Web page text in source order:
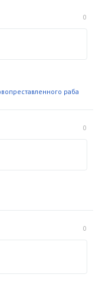
0
раба
0
0